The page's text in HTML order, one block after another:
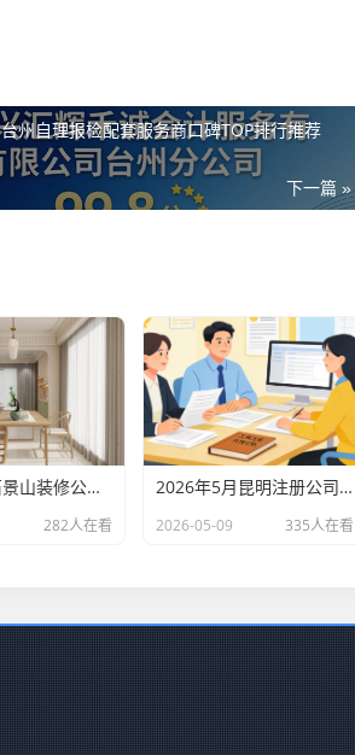
州自理报检配套服务商口碑TOP排行推荐
下一篇 »
2026北京石景山装修公司口碑排行：老房改造二手房翻新优选评测
282人在看
2026年5月昆明注册公司代办机构口碑排行，十大财税代理记账机构优选指南
2026-05-09 335人在看